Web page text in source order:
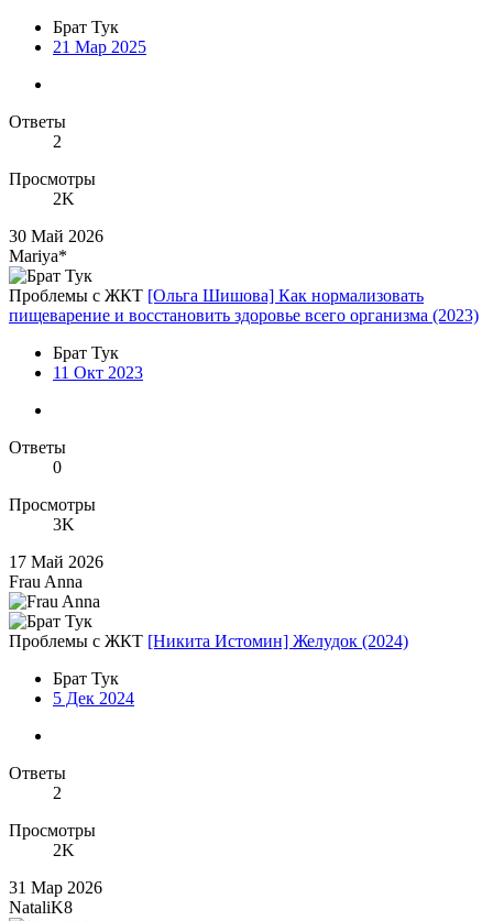
Брат Тук
21 Мар 2025
Ответы
2
Просмотры
2K
30 Май 2026
Mariya*
Проблемы с ЖКТ [Ольга Шишова] Как нормализовать
пищеварение и восстановить здоровье всего организма (2023)
Брат Тук
11 Окт 2023
Ответы
0
Просмотры
3K
17 Май 2026
Frau Anna
Проблемы с ЖКТ [Никита Истомин] Желудок (2024)
Брат Тук
5 Дек 2024
Ответы
2
Просмотры
2K
31 Мар 2026
NataliK8